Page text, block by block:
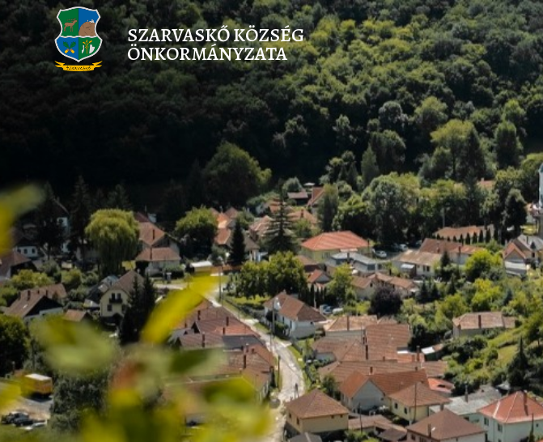
SZARVASKŐ KÖZSÉG
ÖNKORMÁNYZATA